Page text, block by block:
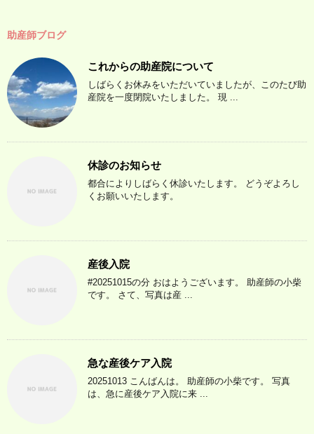
助産師ブログ
これからの助産院について
しばらくお休みをいただいていましたが、このたび助
産院を一度閉院いたしました。 現 ...
休診のお知らせ
都合によりしばらく休診いたします。 どうぞよろし
くお願いいたします。
産後入院
#20251015の分 おはようございます。 助産師の小柴
です。 さて、写真は産 ...
急な産後ケア入院
20251013 こんばんは。 助産師の小柴です。 写真
は、急に産後ケア入院に来 ...